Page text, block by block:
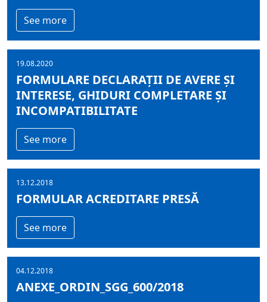
See more
19.08.2020
FORMULARE DECLARAȚII DE AVERE ȘI
INTERESE, GHIDURI COMPLETARE ȘI
INCOMPATIBILITATE
See more
13.12.2018
FORMULAR ACREDITARE PRESĂ
See more
04.12.2018
ANEXE_ORDIN_SGG_600/2018